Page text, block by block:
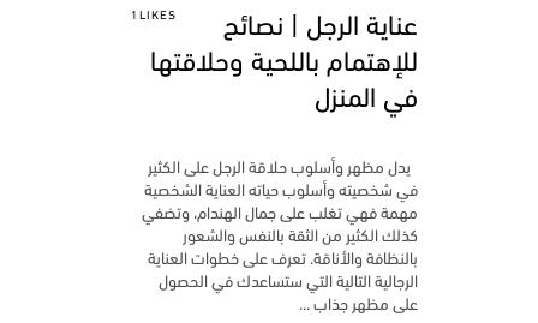
1LIKES
عناية الرجل | نصائح
للإهتمام باللحية وحلاقتها
في المنزل
يدل مظهر وأسلوب حلاقة الرجل على الكثير
في شخصيته وأسلوب حياته العناية الشخصية
مهمة فهي تغلب على جمال الهندام، وتضفي
كذلك الكثير من الثقة بالنفس والشعور
بالنظافة والأناقة. تعرف على خطوات العناية
الرجالية التالية التي ستساعدك في الحصول
على مظهر جذاب